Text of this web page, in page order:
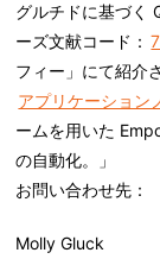
グルチドに基づく
ーズ文献コード：
フィー」にて紹介
アプリケーション
ームを用いた
の自動化。」
お問い合わせ先 ：
Molly Gluck